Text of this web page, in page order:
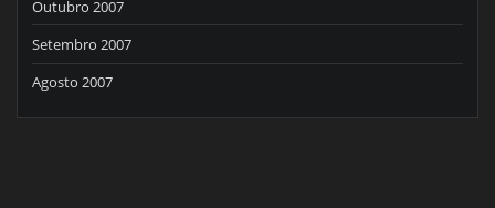
Outubro 2007
Setembro 2007
Agosto 2007